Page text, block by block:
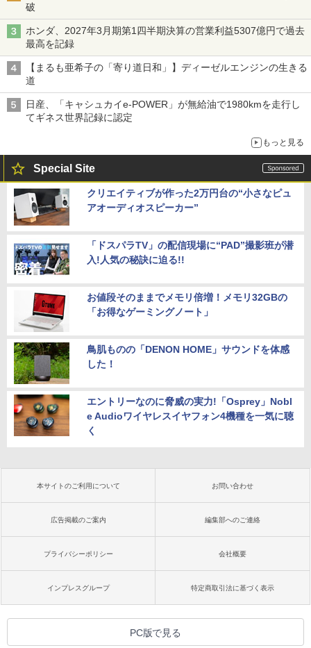
破
ホンダ、2027年3月期第1四半期決算の営業利益5307億円で過去
最高を記録
【まるも亜希子の「寄り道日和」】ディーゼルエンジンの生きる
道
日産、「キャシュカイe-POWER」が無給油で1980kmを走行し
てギネス世界記録に認定
もっと見る
Special Site
クリエイティブが作った2万円台の“小さなピュ
アオーディオスピーカー”
「ドスパラTV」の配信現場に“PAD”撮影班が潜
入!人気の秘訣に迫る!!
お値段そのままでメモリ倍増！メモリ32GBの
「お得なゲーミングノート」
鳥肌ものの「DENON HOME」サウンドを体感
した！
エントリーなのに脅威の実力!「Osprey」Nobl
e Audioワイヤレスイヤフォン4機種を一気に聴
く
本サイトのご利用について お問い合わせ
広告掲載のご案内 編集部へのご連絡
プライバシーポリシー 会社概要
インプレスグループ 特定商取引法に基づく表示
PC版で見る